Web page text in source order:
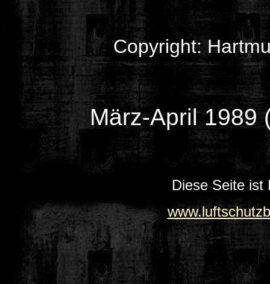
Copyright:
März-April 1989
Diese Seite ist